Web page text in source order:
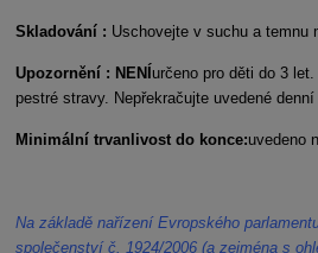
Skladování : Uschovejte v suchu a temnu
Upozornění : NENÍurčeno pro děti do 3
pestré stravy. Nepřekračujte uvedené denní
Minimální trvanlivost do konce:uvedeno
Na základě nařízení Evropského
společenství č. 1924/2006 (a zejména s